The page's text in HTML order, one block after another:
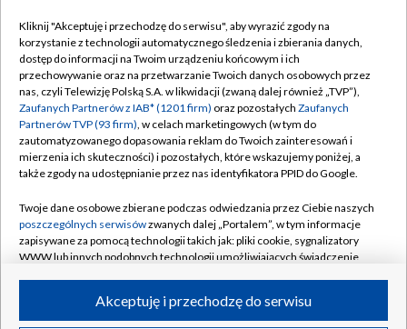
TVP
Abonament TVP
Emisja w TVP
Centrum informacji TVP
Naziemna Telewizja Cyfrowa
Rada Programowa
System NOS
Informacje o nadawcy
Program dla prasy
Regulamin TVP
Polityka prywatności
Moje zgody
Pomoc
Kontakt
Kanały
Kliknij "Akceptuję i przechodzę do serwisu", aby wyrazić zgody na
korzystanie z technologii automatycznego śledzenia i zbierania danych,
dostęp do informacji na Twoim urządzeniu końcowym i ich
przechowywanie oraz na przetwarzanie Twoich danych osobowych przez
nas, czyli Telewizję Polską S.A. w likwidacji (zwaną dalej również „TVP”),
Zaufanych Partnerów z IAB* (1201 firm) oraz pozostałych Zaufanych
Partnerów TVP (93 firm), w celach marketingowych (w tym do
zautomatyzowanego dopasowania reklam do Twoich zainteresowań i
mierzenia ich skuteczności) i pozostałych, które wskazujemy poniżej, a
także zgody na udostępnianie przez nas identyfikatora PPID do Google.
Twoje dane osobowe zbierane podczas odwiedzania przez Ciebie naszych
poszczególnych serwisówzwanych dalej „Portalem”, w tym informacje
zapisywane za pomocą technologii takich jak: pliki cookie, sygnalizatory
WWW lub innych podobnych technologii umożliwiających świadczenie
ruchu w Internecie.Akceptuję i przechodzę do serwisu